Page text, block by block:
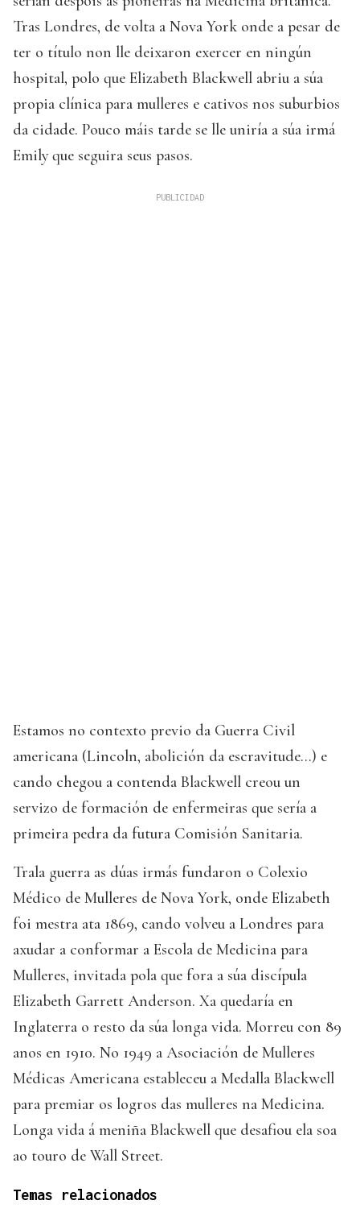
Tras Londres, de volta a Nova York onde a pesar de
ter o título non lle deixaron exercer en ningún
hospital, polo que Elizabeth Blackwell abriu a súa
propia clínica para mulleres e cativos nos suburbios
da cidade. Pouco máis tarde se lle uniría a súa irmá
Emily que seguira seus pasos.
Estamos no contexto previo da Guerra Civil
americana (Lincoln, abolición da escravitude…) e
cando chegou a contenda Blackwell creou un
servizo de formación de enfermeiras que sería a
primeira pedra da futura Comisión Sanitaria.
Trala guerra as dúas irmás fundaron o Colexio
Médico de Mulleres de Nova York, onde Elizabeth
foi mestra ata 1869, cando volveu a Londres para
axudar a conformar a Escola de Medicina para
Mulleres, invitada pola que fora a súa discípula
Elizabeth Garrett Anderson. Xa quedaría en
Inglaterra o resto da súa longa vida. Morreu con 89
anos en 1910. No 1949 a Asociación de Mulleres
Médicas Americana estableceu a Medalla Blackwell
para premiar os logros das mulleres na Medicina.
Longa vida á meniña Blackwell que desafiou ela soa
ao touro de Wall Street.
Temas relacionados